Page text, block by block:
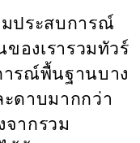
ประสบการณ์
องเรารวมทัวร์
รณ์พื้นฐานบาง
ดาบมากกว่า
จากรวม